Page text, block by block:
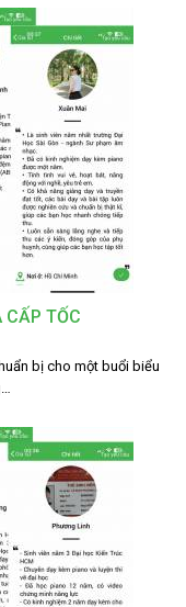
CẤP TỐC
bị cho một buổi biểu